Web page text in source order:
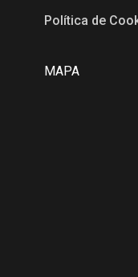
Política de
MAPA